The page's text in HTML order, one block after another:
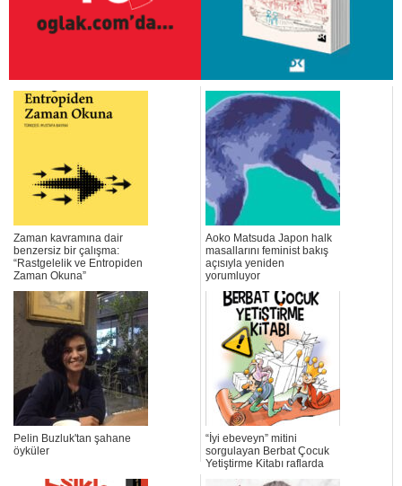
Zaman kavramına dair
benzersiz bir çalışma:
“Rastgelelik ve Entropiden
Zaman Okuna”
Aoko Matsuda Japon halk
masallarını feminist bakış
açısıyla yeniden
yorumluyor
Pelin Buzluk'tan şahane
öyküler
“İyi ebeveyn” mitini
sorgulayan Berbat Çocuk
Yetiştirme Kitabı raflarda